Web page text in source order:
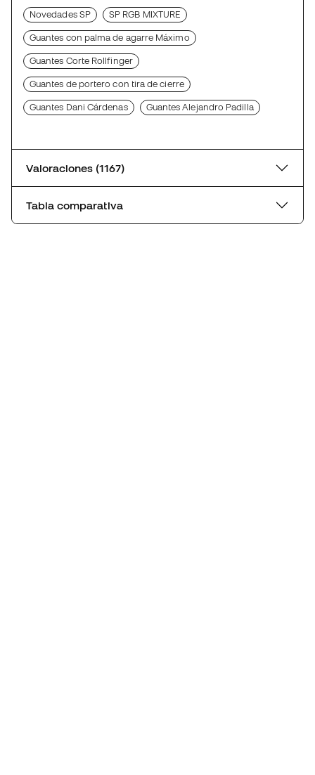
Novedades SP SP RGB MIXTURE
Guantes con palma de agarre Máximo
Guantes Corte Rollfinger
Guantes de portero con tira de cierre
Guantes Dani Cárdenas Guantes Alejandro Padilla
Valoraciones (1167)
Tabla comparativa